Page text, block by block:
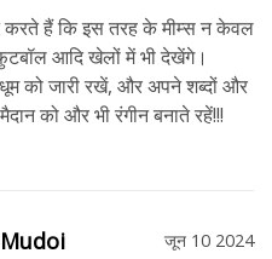
हैं कि इस तरह के मीम्स न केवल
आदि खेलों में भी देखेंगे।
को जारी रखें, और अपने शब्दों और
को और भी रंगीन बनाते रहें!!!
जून 10 2024